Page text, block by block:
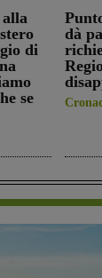
alla
di
se
dà